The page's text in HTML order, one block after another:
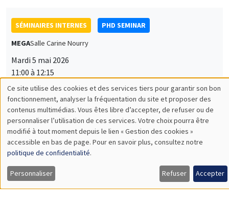
SÉMINAIRES INTERNES
PHD SEMINAR
MEGASalle Carine Nourry
Mardi 5 mai 2026
11:00 à 12:15
Anisha Ghosh*, Marco Matani**
AMSE
Ramadan Observance and Child Punishment: Cross-country
Evidence*
The Proximity-Concentration Trade-Off under Variable Markups
and Multiproduct Firms**